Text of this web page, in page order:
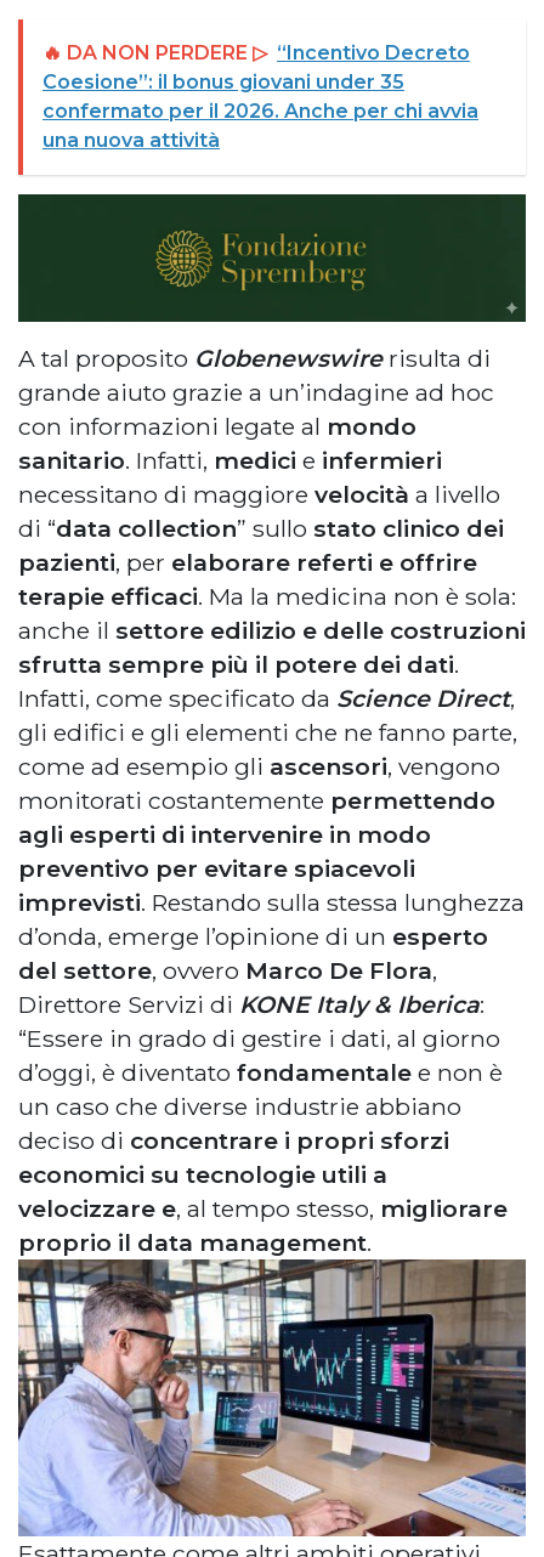
🔥 DA NON PERDERE ▷ “Incentivo Decreto
Coesione”: il bonus giovani under 35
confermato per il 2026. Anche per chi avvia
una nuova attività
A tal proposito Globenewswirerisulta di
grande aiuto grazie a un’indagine ad hoc
con informazioni legate al mondo
sanitario. Infatti, medici e infermieri
necessitano di maggiore velocità a livello
di “data collection” sullo stato clinico dei
pazienti, per elaborare referti e offrire
terapie efficaci. Ma la medicina non è sola:
anche il settore edilizio e delle costruzioni
sfrutta sempre più il potere dei dati.
Infatti, come specificato da Science Direct,
gli edifici e gli elementi che ne fanno parte,
come ad esempio gli ascensori, vengono
monitorati costantemente permettendo
agli esperti di intervenire in modo
preventivo per evitare spiacevoli
imprevisti. Restando sulla stessa lunghezza
d’onda, emerge l’opinione di un esperto
del settore, ovvero Marco De Flora,
Direttore Servizi di KONE Italy & Iberica:
“Essere in grado di gestire i dati, al giorno
d’oggi, è diventato fondamentale e non è
un caso che diverse industrie abbiano
deciso di concentrare i propri sforzi
economici su tecnologie utili a
velocizzare e, al tempo stesso, migliorare
proprio il data management.